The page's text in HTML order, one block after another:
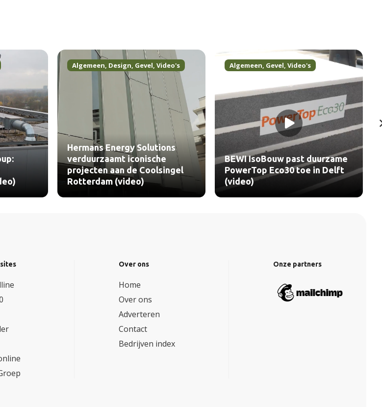
Algemeen, Design, Gevel,Video's
Hermans Energy Solutions
verduurzaamt iconische
projecten aan de Coolsingel
Rotterdam (video)
Algemeen, Gevel, Video's
BEWI IsoBouw past duurzame
PowerTop Eco30 toe in Delft
(video)
Over ons
Home
Over ons
Adverteren
Contact
Bedrijven index
Onze partners